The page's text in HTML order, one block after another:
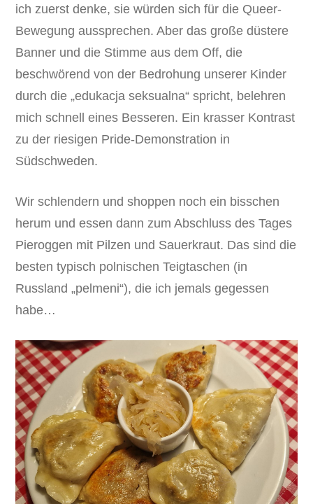
ich zuerst denke, sie würden sich für die Queer-
Bewegung aussprechen. Aber das große düstere
Banner und die Stimme aus dem Off, die
beschwörend von der Bedrohung unserer Kinder
durch die „edukacja seksualna“ spricht, belehren
mich schnell eines Besseren. Ein krasser Kontrast
zu der riesigen Pride-Demonstration in
Südschweden.
Wir schlendern und shoppen noch ein bisschen
herum und essen dann zum Abschluss des Tages
Pieroggen mit Pilzen und Sauerkraut. Das sind die
besten typisch polnischen Teigtaschen (in
Russland „pelmeni“), die ich jemals gegessen
habe…